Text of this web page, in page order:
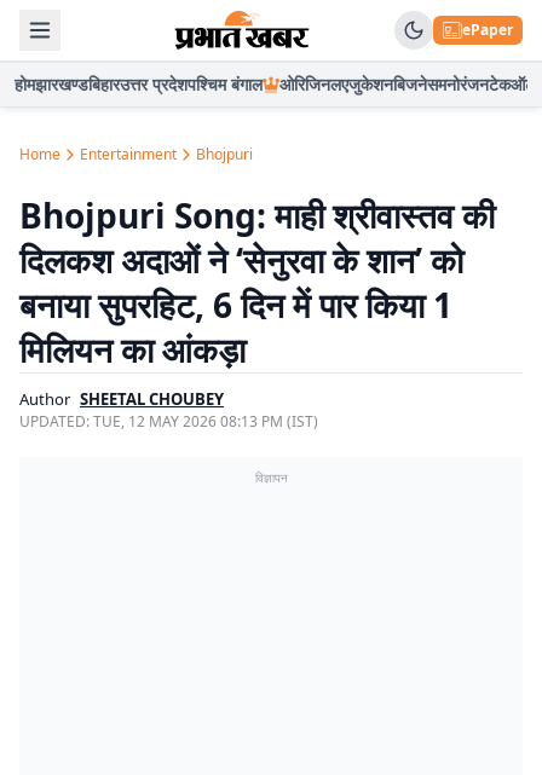
ePaper
होमझारखण्डबिहारउत्तर प्रदेशपश्चिम बंगाल ओरिजिनलएजुकेशनबिजनेसमनोरंजनटेकऑटो
Home Entertainment Bhojpuri
Bhojpuri Song: माही श्रीवास्तव की
दिलकश अदाओं ने ‘सेनुरवा के शान’ को
बनाया सुपरहिट, 6 दिन में पार किया 1
मिलियन का आंकड़ा
Author SHEETAL CHOUBEY
UPDATED:TUE, 12 MAY 2026 08:13 PM (IST)
विज्ञापन